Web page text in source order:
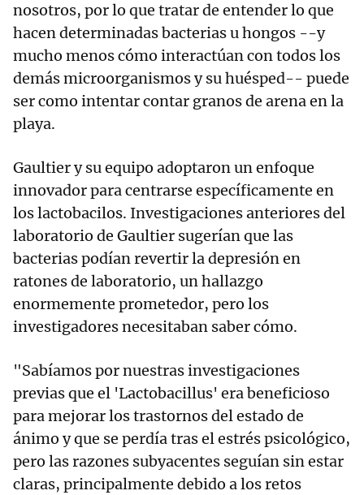
nosotros, por lo que tratar de entender lo que
hacen determinadas bacterias u hongos --y
mucho menos cómo interactúan con todos los
demás microorganismos y su huésped-- puede
ser como intentar contar granos de arena en la
playa.
Gaultier y su equipo adoptaron un enfoque
innovador para centrarse específicamente en
los lactobacilos. Investigaciones anteriores del
laboratorio de Gaultier sugerían que las
bacterias podían revertir la depresión en
ratones de laboratorio, un hallazgo
enormemente prometedor, pero los
investigadores necesitaban saber cómo.
"Sabíamos por nuestras investigaciones
previas que el 'Lactobacillus' era beneficioso
para mejorar los trastornos del estado de
ánimo y que se perdía tras el estrés psicológico,
pero las razones subyacentes seguían sin estar
claras, principalmente debido a los retos